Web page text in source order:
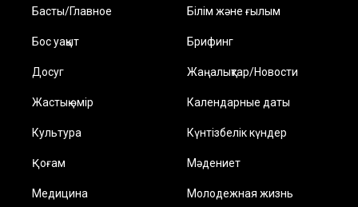
Басты/Главное Білім және ғылым
Бос уақыт Брифинг
Досуг Жаңалықтар/Новости
Жастық өмір Календарные даты
Культура Күнтізбелік күндер
Қоғам Мәдениет
Медицина Молодежная жизнь